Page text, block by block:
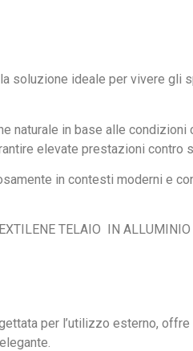
soluzione ideale per vivere gli
naturale in base alle
elevate prestazioni contro
in contesti moderni e
TELAIO IN
per l’utilizzo esterno,